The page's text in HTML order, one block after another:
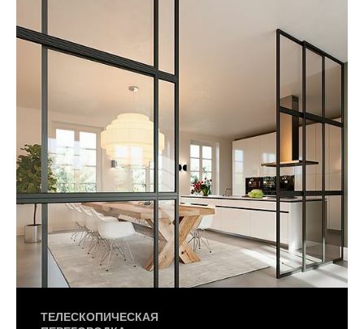
ТЕЛЕСКОПИЧЕСКАЯ